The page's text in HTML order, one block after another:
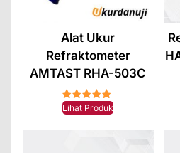
Alat Ukur
Refraktometer
AMTAST RHA-503C
★★★★★
Lihat Produk